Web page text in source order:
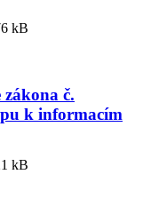
kB
č.
k informacím
kB